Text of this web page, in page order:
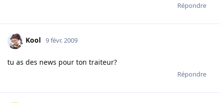
Répondre
Kool 9 févr. 2009
tu as des news pour ton traiteur?
Répondre